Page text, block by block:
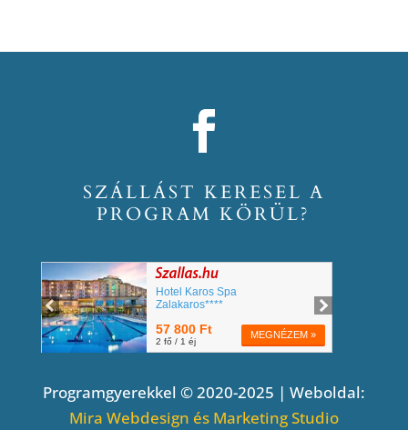
SZÁLLÁST KERESEL A
PROGRAM KÖRÜL?
Programgyerekkel © 2020-2025 | Weboldal:
Mira Webdesign és Marketing Studio